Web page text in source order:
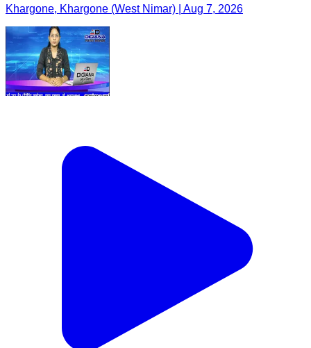
Khargone, Khargone (West Nimar) | Aug 7, 2026